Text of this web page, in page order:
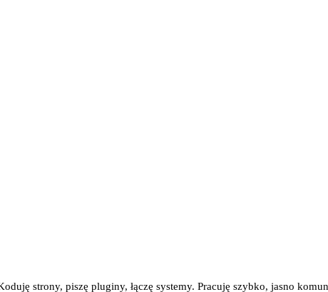
strony, piszę pluginy, łączę systemy. Pracuję szybko, jasno